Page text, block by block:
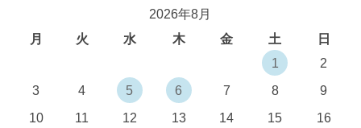
2026年8月
月
火 水 木 金 土
日
1
2
3
4 5 6 7 8
9
10
11 12 13 14 15
16